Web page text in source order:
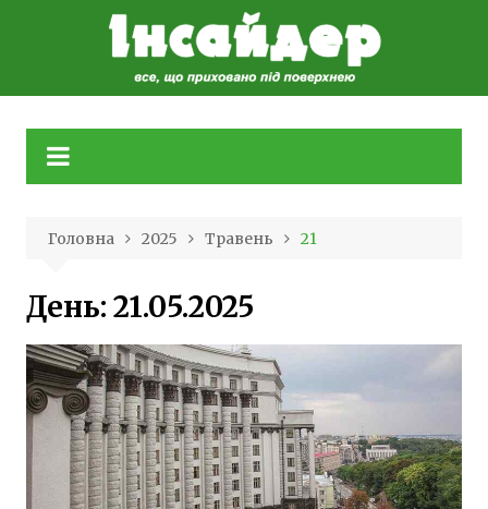
Головна 2025 Травень 21
День: 21.05.2025